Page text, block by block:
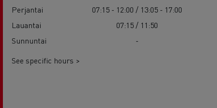
Perjantai
07:15 - 12:00 / 13:05 - 17:00
Lauantai
07:15 / 11:50
Sunnuntai
-
See specific hours >